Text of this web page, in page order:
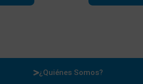
¿Quiénes Somos?